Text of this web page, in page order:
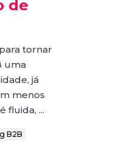
de
tornar
uma
já
menos
fluida, ...
B2B